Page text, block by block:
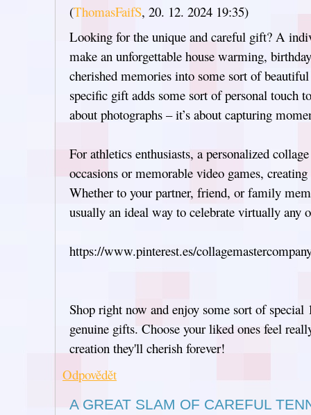
(ThomasFaifS, 20. 12. 2024 19:35)
Looking for the unique and careful gift? A
make an unforgettable house warming,
cherished memories into some sort of
specific gift adds some sort of personal touch
about photographs – it’s about capturing
For athletics enthusiasts, a personalized
occasions or memorable video games,
Whether to your partner, friend, or family
usually an ideal way to celebrate virtually any
https://www.pinterest.es/
Shop right now and enjoy some sort of special
genuine gifts. Choose your liked ones feel
creation they'll cherish forever!
Odpovědět
A GREAT SLAM OF CAREFUL